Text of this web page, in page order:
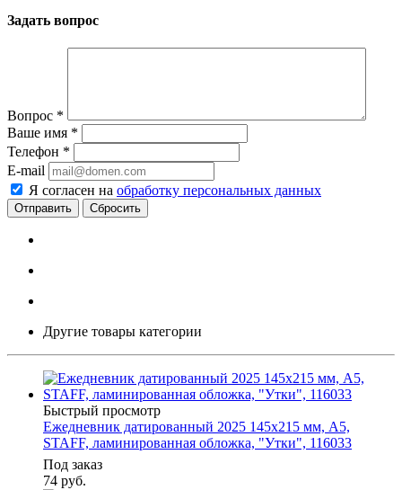
Задать вопрос
Вопрос *
Ваше имя *
Телефон *
E-mail
Я согласен на обработку персональных данных
Сбросить
Другие товары категории
Быстрый просмотр
Ежедневник датированный 2025 145х215 мм, А5,
STAFF, ламинированная обложка, "Утки", 116033
Под заказ
74 руб.